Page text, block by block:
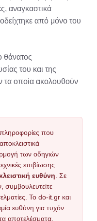
αναγκαστικά
από μόνο του
θάνατος
του και της
τα οποία ακολουθούν
που
των οδηγιών
επιβίωσης
ευθύνη . Σε
συμβουλευτείτε
Το do-it.gr και
ευθύνη για τυχόν
αποτελέσματα.